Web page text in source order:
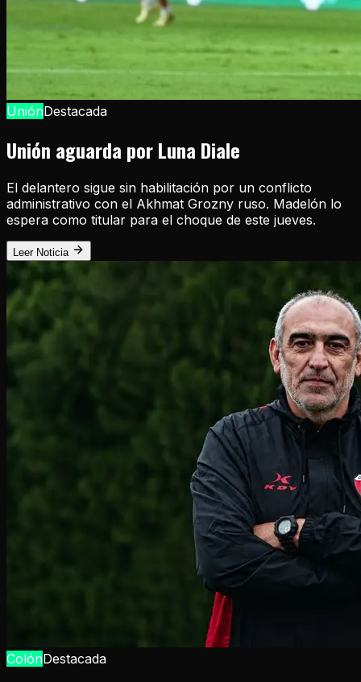
UniónDestacada
Unión aguarda por Luna Diale
El delantero sigue sin habilitación por un conflicto
administrativo con el Akhmat Grozny ruso. Madelón lo
espera como titular para el choque de este jueves.
Leer Noticia
ColónDestacada